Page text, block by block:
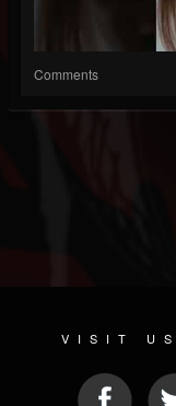
Comments
VISIT